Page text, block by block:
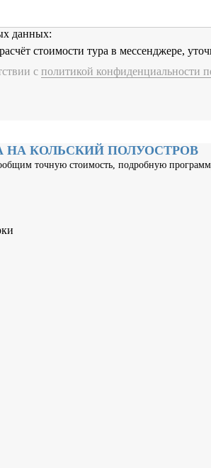
данных:
стоимости тура в мессенджере,
с политикой конфиденциальности
НА КОЛЬСКИЙ ПОЛУОСТРОВ
точную стоимость, подробную